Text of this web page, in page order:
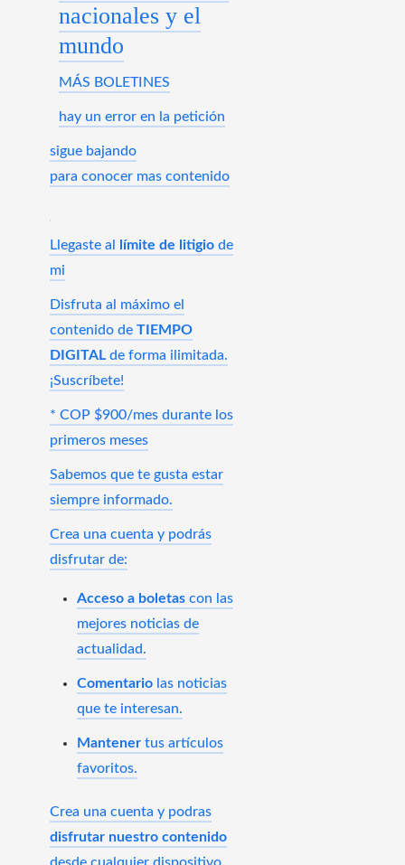
nacionales y el
mundo
MÁS BOLETINES
hay un error en la petición
sigue bajando
para conocer mas contenido
Llegaste al límite de litigio de
mi
Disfruta al máximo el
contenido de TIEMPO
DIGITAL de forma ilimitada.
¡Suscríbete!
* COP $900/mes durante los
primeros meses
Sabemos que te gusta estar
siempre informado.
Crea una cuenta y podrás
disfrutar de:
Acceso a boletas con las
mejores noticias de
actualidad.
Comentario las noticias
que te interesan.
Mantener tus artículos
favoritos.
Crea una cuenta y podras
disfrutar nuestro contenido